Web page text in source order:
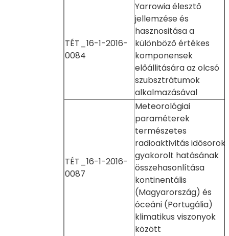
TÉT_16-1-2016-
0084
Yarrowia élesztő
jellemzése és
hasznositása a
különböző értékes
komponensek
előállitására az olcsó
szubsztrátumok
alkalmazásával
TÉT_16-1-2016-
0087
Meteorológiai
paraméterek
természetes
radioaktivitás
gyakorolt hatásának
összehasonlítása
kontinentális
(Magyarország) és
óceáni (Portugália)
klimatikus viszonyok
között